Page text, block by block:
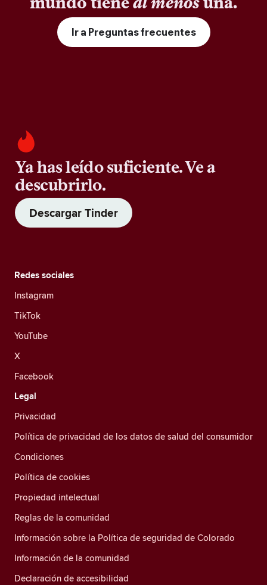
Ir a Preguntas frecuentes
Ya has leído suficiente. Ve a
descubrirlo.
Descargar Tinder
Redes sociales
Instagram
TikTok
YouTube
X
Facebook
Legal
Privacidad
Política de privacidad de los datos de salud del consumidor
Condiciones
Política de cookies
Propiedad intelectual
Reglas de la comunidad
Información sobre la Política de seguridad de Colorado
Información de la comunidad
Declaración de accesibilidad